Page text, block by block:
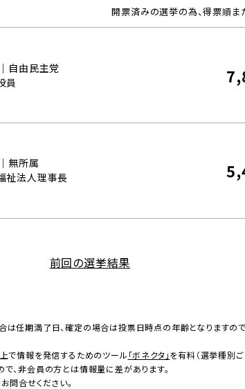
開票済みの選挙の為、得票順
自由民主党
員
無所属
祉法人理事長
前回の選挙結果
は任期満了日、確定の場合は投票日時点の年齢となります
で情報を発信するためのツール 「ボネクタ」を有料（選挙種別
、非会員の方とは情報量に差があります。
問合せください。